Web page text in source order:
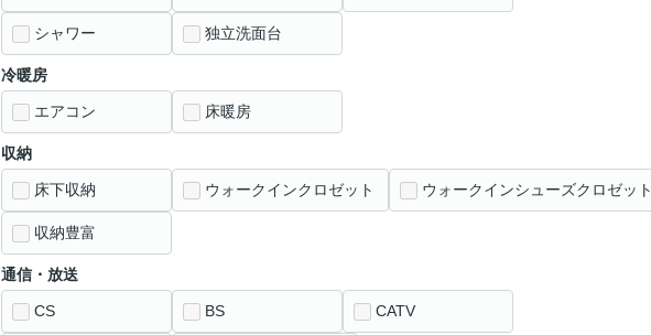
シャワー 独立洗面台
冷暖房
エアコン 床暖房
収納
床下収納 ウォークインクロゼット ウォークインシューズクロゼット
収納豊富
通信・放送
CS BS CATV